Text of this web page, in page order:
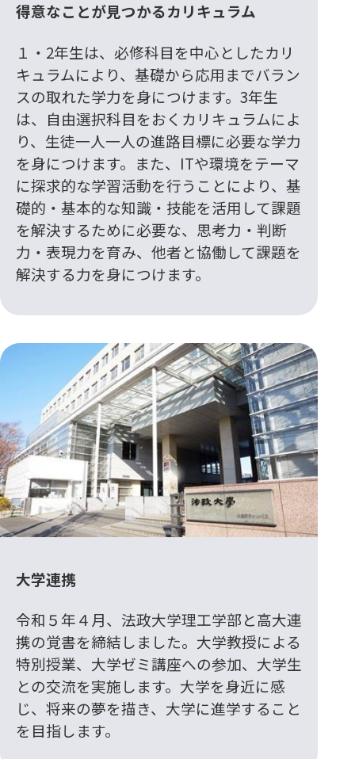
得意なことが見つかるカリキュラム
１・2年生は、必修科目を中心としたカリ
キュラムにより、基礎から応用までバラン
スの取れた学力を身につけます。3年生
は、自由選択科目をおくカリキュラムによ
り、生徒一人一人の進路目標に必要な学力
を身につけます。また、ITや環境をテーマ
に探求的な学習活動を行うことにより、基
礎的・基本的な知識・技能を活用して課題
を解決するために必要な、思考力・判断
力・表現力を育み、他者と協働して課題を
解決する力を身につけます。
大学連携
令和５年４月、法政大学理工学部と高大連
携の覚書を締結しました。大学教授による
特別授業、大学ゼミ講座への参加、大学生
との交流を実施します。大学を身近に感
じ、将来の夢を描き、大学に進学すること
を目指します。